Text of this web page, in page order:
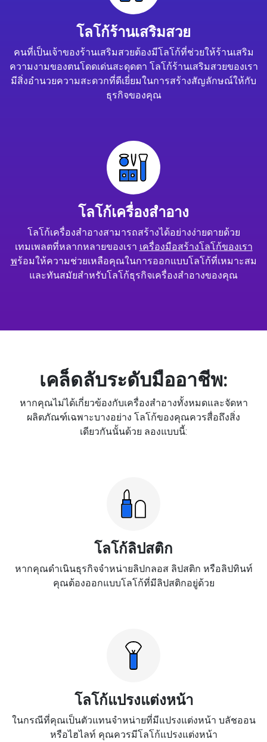
โลโก้ร้านเสริมสวย
คนที่เป็นเจ้าของร้านเสริมสวยต้องมีโลโก้ที่ช่วยให้ร้านเสริม
ความงามของตนโดดเด่นสะดุดตา โลโก้ร้านเสริมสวยของเรา
มีสิ่งอำนวยความสะดวกที่ดีเยี่ยมในการสร้างสัญลักษณ์ให้กับ
ธุรกิจของคุณ
โลโก้เครื่องสำอาง
โลโก้เครื่องสำอางสามารถสร้างได้อย่างง่ายดายด้วย
เทมเพลตที่หลากหลายของเรา เครื่องมือสร้างโลโก้ของเรา
พร้อมให้ความช่วยเหลือคุณในการออกแบบโลโก้ที่เหมาะสม
และทันสมัยสำหรับโลโก้ธุรกิจเครื่องสำอางของคุณ
เคล็ดลับระดับมืออาชีพ:
หากคุณไม่ได้เกี่ยวข้องกับเครื่องสำอางทั้งหมดและจัดหา
ผลิตภัณฑ์เฉพาะบางอย่าง โลโก้ของคุณควรสื่อถึงสิ่ง
เดียวกันนั้นด้วย ลองแบบนี้:
โลโก้ลิปสติก
หากคุณดำเนินธุรกิจจำหน่ายลิปกลอส ลิปสติก หรือลิปทินท์
คุณต้องออกแบบโลโก้ที่มีลิปสติกอยู่ด้วย
โลโก้แปรงแต่งหน้า
ในกรณีที่คุณเป็นตัวแทนจำหน่ายที่มีแปรงแต่งหน้า บลัชออน
หรือไฮไลท์ คุณควรมีโลโก้แปรงแต่งหน้า